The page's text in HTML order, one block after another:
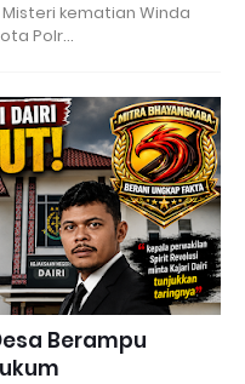
kematian Winda
Polr…
Berampu